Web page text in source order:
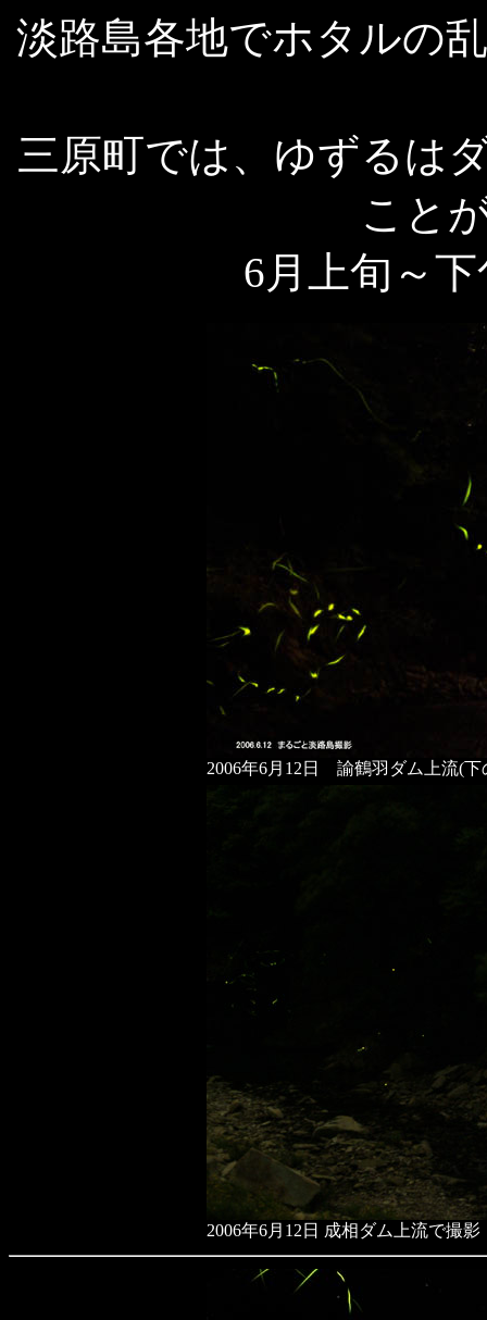
淡路島各地でホタルの
三原町では、ゆずるは
こと
6月上旬～
2006年6月12日 諭鶴羽ダム上流(
2006年6月12日 成相ダム上流で撮